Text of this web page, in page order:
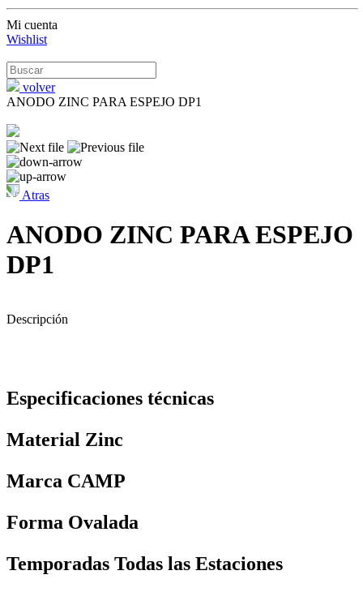
Mi cuenta
Wishlist
volver
ANODO ZINC PARA ESPEJO DP1
Atras
ANODO ZINC PARA ESPEJO
DP1
Descripción
Especificaciones técnicas
Material ‎Zinc
Marca ‎CAMP
Forma ‎Ovalada
Temporadas ‎Todas las Estaciones